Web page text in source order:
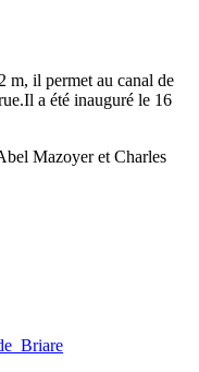
m, il permet au canal de
a été inauguré le 16
Mazoyer et Charles